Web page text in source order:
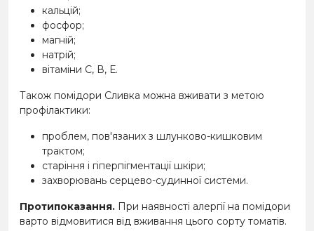
кальцій;
фосфор;
магній;
натрій;
вітаміни С, В, Е.
Також помідори Сливка можна вживати з метою
профілактики:
проблем, пов'язаних з шлунково-кишковим
трактом;
старіння і гіперпігментації шкіри;
захворювань серцево-судинної системи.
Протипоказання. При наявності алергії на помідори
варто відмовитися від вживання цього сорту томатів.